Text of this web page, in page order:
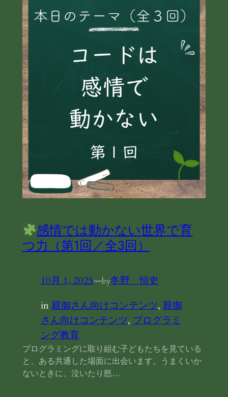
感情では動かない世界で育
つ力（第1回／全3回）
10月 1, 2025—by冬野 恒史
in親御さん向けコンテンツ, 親御
さん向けコンテンツ, プログラミ
ング教育
プログラミングに取り組む子どもたちを見ている
と、ある共通した場面に出会います。うまくいか
ないときに、泣いたり怒…